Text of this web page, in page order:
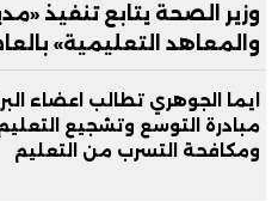
وزير الصحة يتابع تنفيذ
والمعاهد التعليمية»
ايما الجوهري تطالب اعضاء
مبادرة التوسع وتشجيع
ومكافحة التسرب من التعليم